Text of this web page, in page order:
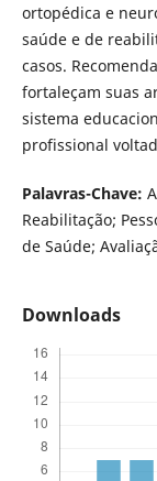
ortopédica e
saúde e de
casos.
fortaleçam suas
sistema
profissional
Palavras-Chave:
Reabilitação;
de Saúde;
Downloads